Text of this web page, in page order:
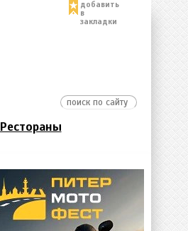
добавить
в
закладки
Рестораны